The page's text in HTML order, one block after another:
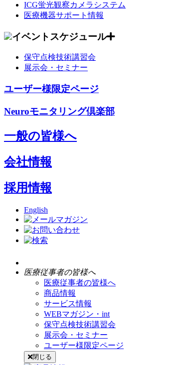
ICG蛍光観察カメラシステム
医療機器サポート情報
イベントスケジュール
保守点検技術講習会
展示会・セミナー
ユーザー様限定ページ
Neuroモニタリング倶楽部
一般の皆様へ
会社情報
採用情報
English
医療従事者の皆様へ
医療従事者の皆様へ
商品情報
サービス情報
WEBマガジン・int
保守点検技術講習会
展示会・セミナー
ユーザー様限定ページ
閉じる